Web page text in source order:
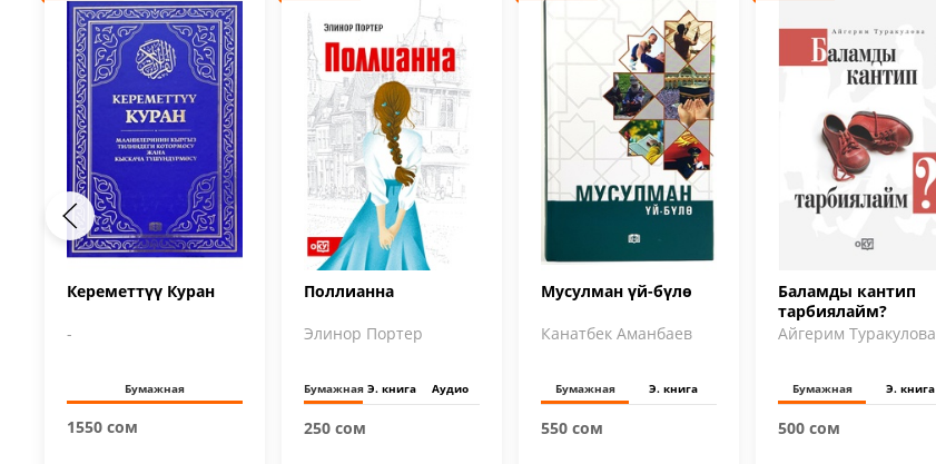
Кереметтүү Куран
-
Бумажная
1550 сом
Поллианна
Элинор Портер
Бумажная Э. книга Аудио
250 сом
Мусулман үй-бүлө
Канатбек Аманбаев
Бумажная Э. книга
550 сом
Баламды кантип
тарбиялайм?
Айгерим Туракулова
Бумажная Э. книга
500 сом